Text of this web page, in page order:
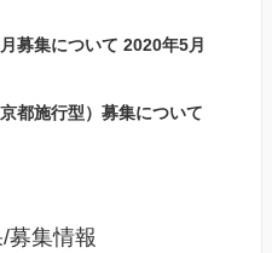
募集について 2020年5月
都施行型）募集について
募集情報